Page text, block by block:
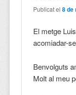
Publicat el8 de
El metge
acomiadar-
Benvolguts
Molt al meu